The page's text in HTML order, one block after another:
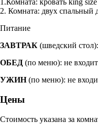
1.Комната: кровать king
2. Комната: двух спальный
Питание
ЗАВТРАК (шведский
ОБЕД (по меню): не
УЖИН(по меню): не
Цены
Стоимость указана за